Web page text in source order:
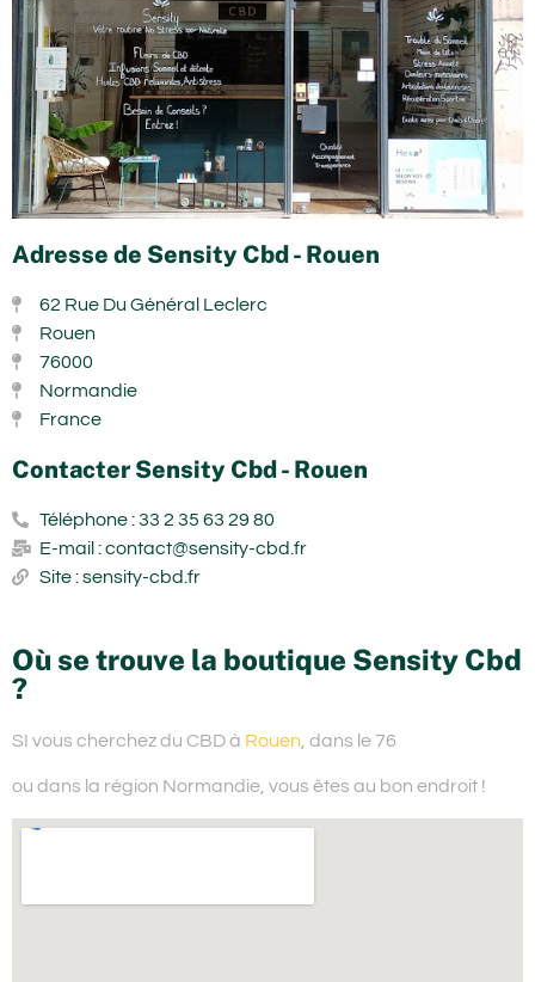
Adresse de Sensity Cbd - Rouen
62 Rue Du Général Leclerc
Rouen
76000
Normandie
France
Contacter Sensity Cbd - Rouen
Téléphone : 33 2 35 63 29 80
E-mail : contact@sensity-cbd.fr
Site : sensity-cbd.fr
Où se trouve la boutique Sensity Cbd
?
SI vous cherchez du CBD à Rouen , dans le 76
ou dans la région Normandie, vous êtes au bon endroit !